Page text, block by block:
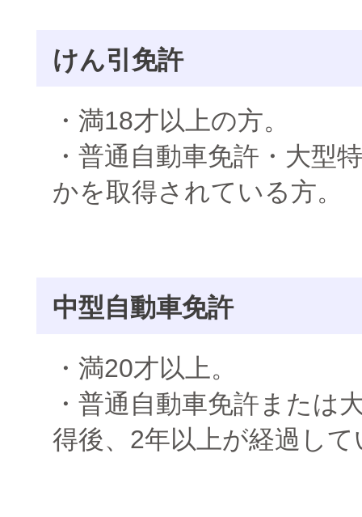
けん引免許
・満18才以上の方。
・普通自動車免許・大型
かを取得されている方。
中型自動車免許
・満20才以上。
・普通自動車免許または
得後、2年以上が経過し